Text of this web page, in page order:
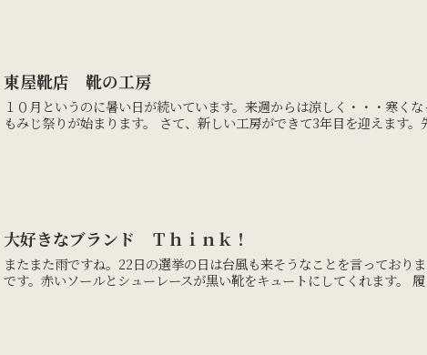
東屋靴店 靴の工房
１０月というのに暑い日が続いています。来週からは涼しく・・・寒く
もみじ祭りが始まります。 さて、新しい工房ができて3年目を迎えます
大好きなブランド Ｔｈｉｎｋ！
またまた雨ですね。22日の選挙の日は台風も来そうなことを言ってお
です。赤いソールとシューレースが黒い靴をキュートにしてくれます。